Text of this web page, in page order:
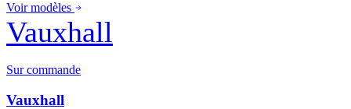
Voir modèles
Vauxhall
Sur commande
Vauxhall